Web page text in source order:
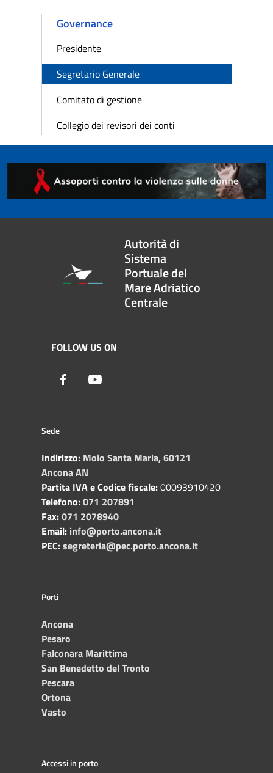
Governance
Presidente
Segretario Generale
Comitato di gestione
Collegio dei revisori dei conti
Autorità di
Sistema
Portuale del
Mare Adriatico
Centrale
FOLLOW US ON
Facebook
Sede
Indirizzo: Molo Santa Maria, 60121
Ancona AN
Partita IVA e Codice fiscale:00093910420
Telefono:071 207891
Fax:071 2078940
Email: info@porto.ancona.it
PEC:segreteria@pec.porto.ancona.it
Porti
Ancona
Pesaro
Falconara Marittima
San Benedetto del Tronto
Pescara
Ortona
Vasto
Accessi in porto